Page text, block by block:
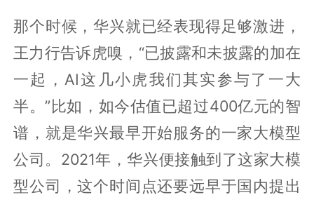
那个时候，华兴就已经表现得足够激进，
王力行告诉虎嗅，“已披露和未披露的加在
一起，AI这几小虎我们其实参与了一大
半。”比如，如今估值已超过400亿元的智
谱，就是华兴最早开始服务的一家大模型
公司。2021年，华兴便接触到了这家大模
型公司，这个时间点还要远早于国内提出